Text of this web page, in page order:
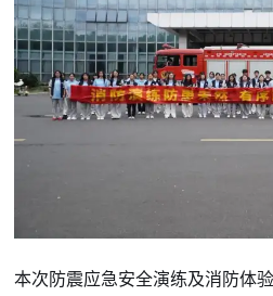
本次防震应急安全演练及消防体